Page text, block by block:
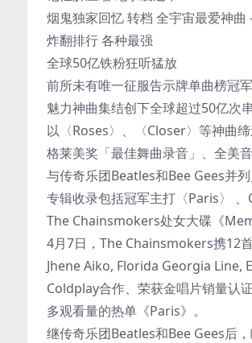
烟鬼独家回忆 转档 全宇宙最爱神曲
炸翻排行 各种最强
全球50亿铁粉狂听猛放
前所未有唯一征服告示牌单曲榜冠
魅力神曲集结创下全球超过50亿次
以〈Roses〉、〈Closer〉等神曲
格莱美奖「最佳舞曲录音」、全美
与传奇乐团Beatles和Bee Gees并
专辑收录包括冠军主打〈Paris〉
The Chainsmokers处女大碟《
4月7日，The Chainsmokers携12
Jhene Aiko, Florida Georgia Line,
Coldplay合作、荣获金唱片销量认
多观看量的热单《Paris》。
继传奇乐团Beatles和Bee Gees后